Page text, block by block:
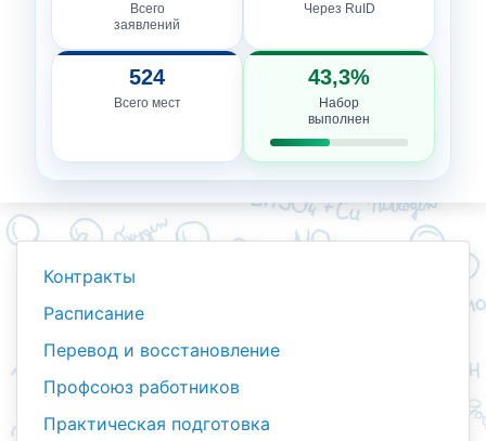
Всего
заявлений
Через RuID
524
Всего мест
43,3%
Набор
выполнен
Контракты
Расписание
Перевод и восстановление
Профсоюз работников
Практическая подготовка